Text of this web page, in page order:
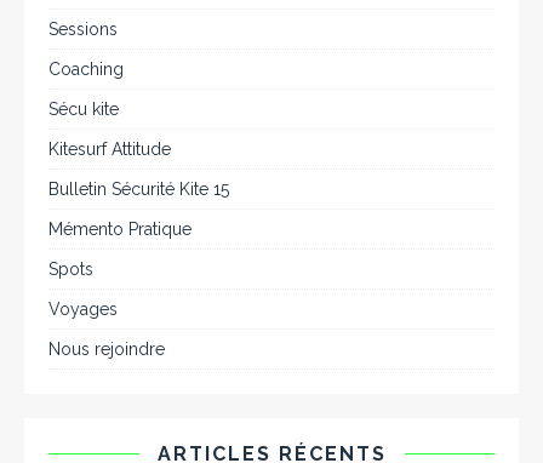
Sessions
Coaching
Sécu kite
Kitesurf Attitude
Bulletin Sécurité Kite 15
Mémento Pratique
Spots
Voyages
Nous rejoindre
ARTICLES RÉCENTS